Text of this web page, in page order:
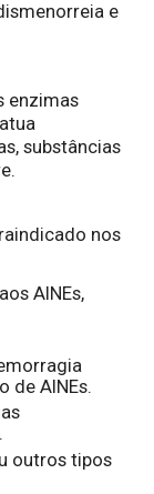
e
enzimas
substâncias
nos
AINEs,
de AINEs.
outros tipos